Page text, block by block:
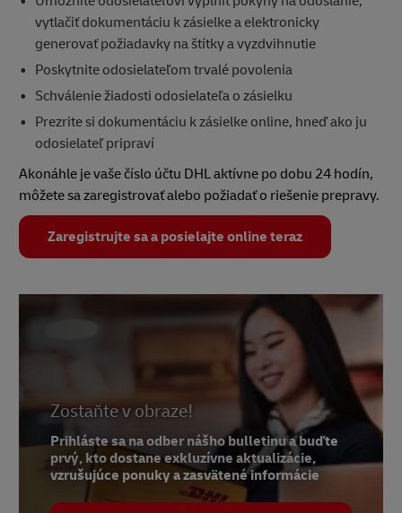
vytlačiť dokumentáciu k zásielke a elektronicky
generovať požiadavky na štítky a vyzdvihnutie
Poskytnite odosielateľom trvalé povolenia
Schválenie žiadosti odosielateľa o zásielku
Prezrite si dokumentáciu k zásielke online, hneď ako ju
odosielateľ pripraví
Akonáhle je vaše číslo účtu DHL aktívne po dobu 24 hodín,
môžete sa zaregistrovať alebo požiadať o riešenie prepravy.
Zaregistrujte sa a posielajte online teraz
Zostaňte v obraze!
Prihláste sa na odber nášho bulletinu a buďte
prvý, kto dostane exkluzívne aktualizácie,
vzrušujúce ponuky a zasvätené informácie